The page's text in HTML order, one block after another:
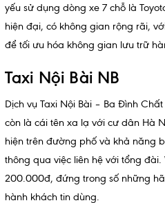
yếu sử dụng dòng xe 7 chỗ là
hiện đại, có không gian rộng rãi,
để tối ưu hóa không gian lưu trữ
Taxi Nội Bài NB
Dịch vụ Taxi Nội Bài – Ba Đình
còn là cái tên xa lạ với cư dân Hà
hiện trên đường phố và khả năng
thông qua việc liên hệ với tổng
200.000đ, đứng trong số những
hành khách tin dùng.